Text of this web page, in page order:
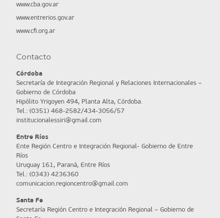
www.cba.gov.ar
www.entrerios.gov.ar
www.cfi.org.ar
Contacto
Córdoba
Secretaría de Integración Regional y Relaciones Internacionales –
Gobierno de Córdoba
Hipólito Yrigoyen 494, Planta Alta, Córdoba.
Tel.: (0351) 468-2582/434-3056/57
institucionalessiri@gmail.com
Entre Ríos
Ente Región Centro e Integración Regional- Gobierno de Entre
Ríos
Uruguay 161, Paraná, Entre Ríos
Tel.: (0343) 4236360
comunicacion.regioncentro@gmail.com
Santa Fe
Secretaría Región Centro e Integración Regional – Gobierno de